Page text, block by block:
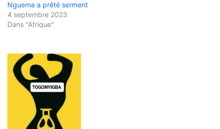
Nguema a prêté serment
4 septembre 2023
Dans "Afrique"